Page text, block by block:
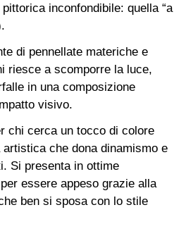
inconfondibile: quella “a
di pennellate materiche e
riesce a scomporre la luce,
in una composizione
visivo.
chi cerca un tocco di colore
che dona dinamismo e
Si presenta in ottime
essere appeso grazie alla
ben si sposa con lo stile